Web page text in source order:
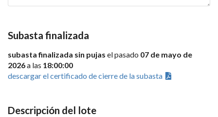
Subasta finalizada
subasta finalizada sin pujas el pasado 07 de mayo de
2026a las 18:00:00
descargar el certificado de cierre de la subasta
Descripción del lote